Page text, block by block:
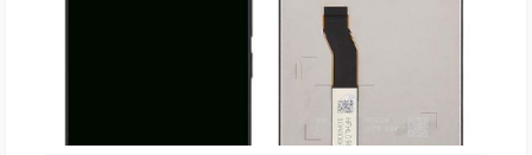
Đặc điểm nổi bật